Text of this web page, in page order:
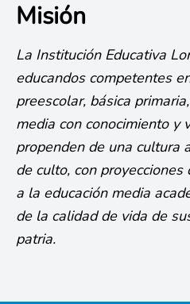
Misión
La Institución Educativa
educandos competentes
preescolar, básica
media con conocimiento y
propenden de una cultura
de culto, con
a la educación media
de la calidad de vida de
patria.